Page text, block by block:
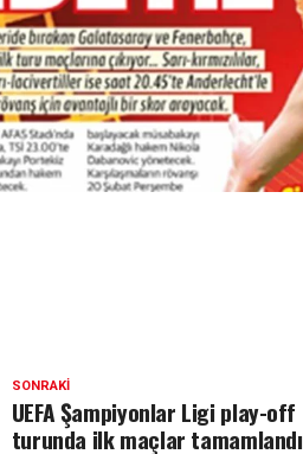
SONRAKI
UEFA Şampiyonlar Ligi play-off
turunda ilk maçlar tamamlandı